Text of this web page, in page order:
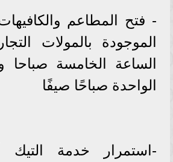
- فتح المطاعم
الموجودة بالمولات
الساعة الخامسة صباحا
الواحدة صباحًا صيفًا
-استمرار خدمة التيك